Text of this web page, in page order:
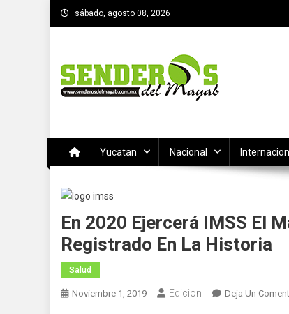
Saltar
al
sábado, agosto 08, 2026
Yucatan Nacional
En 2020 Ejercerá IMSS El
Registrado En La Historia
Salud
Noviembre 1, 2019 Edicion Deja Un